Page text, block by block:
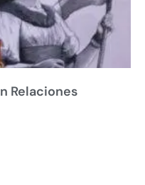
Relaciones